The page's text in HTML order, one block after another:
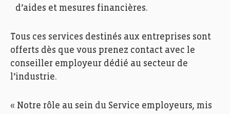
d’aides et mesures financières.
Tous ces services destinés aux entreprises sont
offerts dès que vous prenez contact avec le
conseiller employeur dédié au secteur de
l’industrie.
« Notre rôle au sein du Service employeurs, mis